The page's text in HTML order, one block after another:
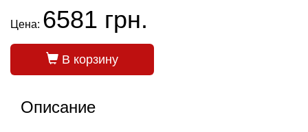
Цена: 6581 грн.
В корзину
Описание